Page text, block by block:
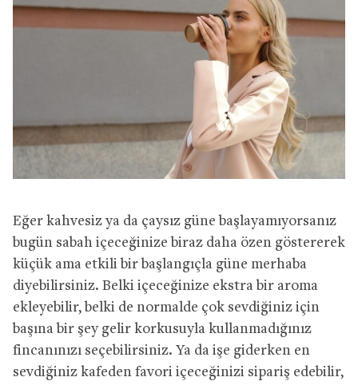
Eğer kahvesiz ya da çaysız güne başlayamıyorsanız
bugün sabah içeceğinize biraz daha özen göstererek
küçük ama etkili bir başlangıçla güne merhaba
diyebilirsiniz. Belki içeceğinize ekstra bir aroma
ekleyebilir, belki de normalde çok sevdiğiniz için
başına bir şey gelir korkusuyla kullanmadığınız
fincanınızı seçebilirsiniz. Ya da işe giderken en
sevdiğiniz kafeden favori içeceğinizi sipariş edebilir,